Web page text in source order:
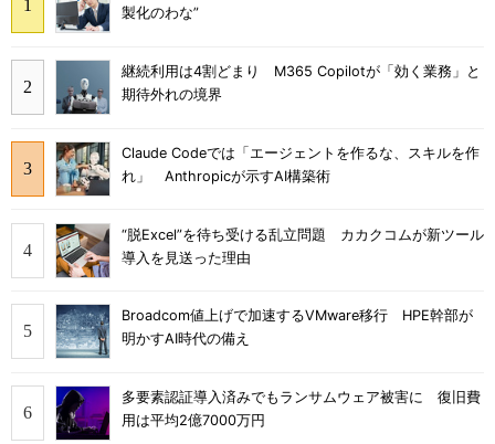
製化のわな”
継続利用は4割どまり M365 Copilotが「効く業務」と
期待外れの境界
Claude Codeでは「エージェントを作るな、スキルを作
れ」 Anthropicが示すAI構築術
“脱Excel”を待ち受ける乱立問題 カカクコムが新ツール
導入を見送った理由
Broadcom値上げで加速するVMware移行 HPE幹部が
明かすAI時代の備え
多要素認証導入済みでもランサムウェア被害に 復旧費
用は平均2億7000万円